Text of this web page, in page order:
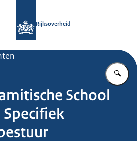
Rijksoverheid
School